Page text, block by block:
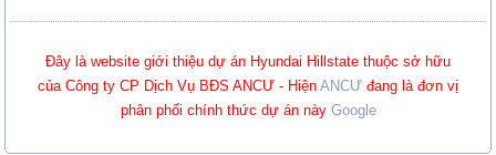
Đây là website giới thiệu dự án Hyundai Hillstate thuộc sở hữu
của Công ty CP Dịch Vụ BĐS ANCƯ - Hiện ANCƯ đang là đơn vị
phân phối chính thức dự án này Google